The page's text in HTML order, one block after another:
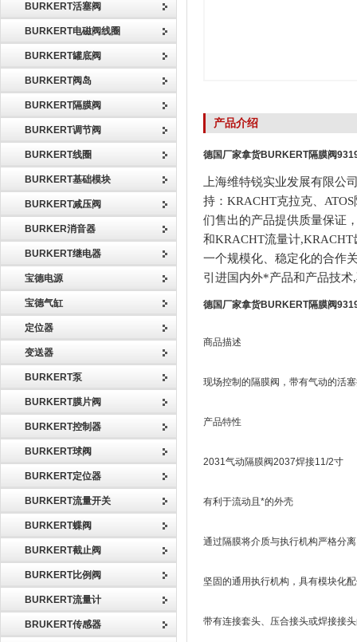
BURKERT活塞阀
BURKERT电磁阀线圈
BURKERT罐底阀
BURKERT阀岛
BURKERT隔膜阀
BURKERT调节阀
BURKERT线圈
BURKERT基础模块
BURKERT减压阀
BURKER消音器
BURKERT继电器
宝德电源
宝德气缸
定位器
变送器
BURKERT泵
BURKERT膜片阀
BURKERT控制器
BURKERT球阀
BURKERT定位器
BURKERT流量开关
BURKERT蝶阀
BURKERT截止阀
BURKERT比例阀
BURKERT流量计
BRUKERT传感器
产品介绍
德国厂家拿货BURKERT隔膜阀
上海维特锐实业发展有限公
持：KRACHT克拉克、
们售出的产品提供质量保证
和KRACHT流量计,KRACHT
一个规模化、稳定化的合作
引进国内外*产品和产品技
德国厂家拿货BURKERT隔膜阀
商品描述
现场控制的隔膜阀，带有气动的活
产品特性
2031气动隔膜阀2037焊接11/2寸
有利于流动且*的外壳
通过隔膜将介质与执行机构严格分离
坚固的通用执行机构，具有模块化
带有连接套头、压合接头或焊接接